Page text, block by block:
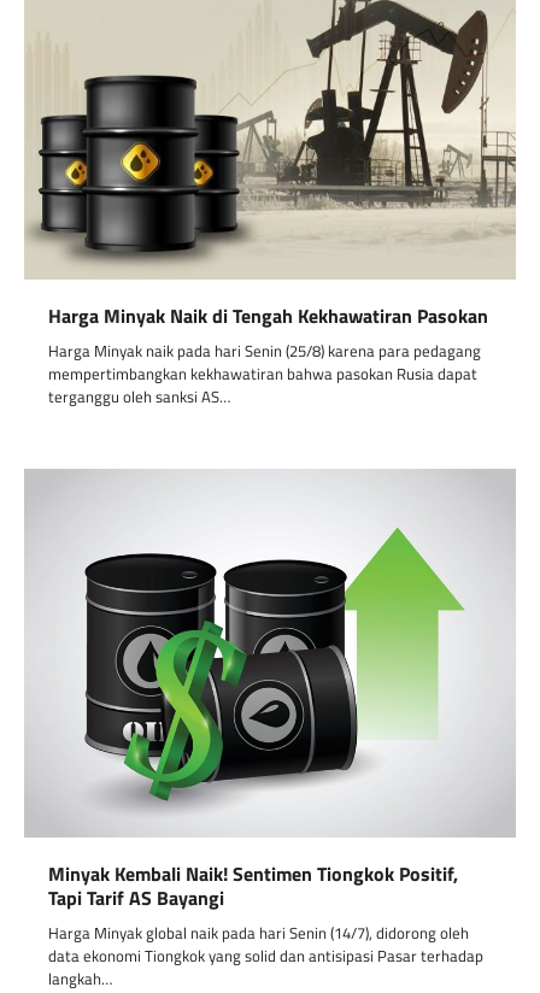
Harga Minyak Naik di Tengah Kekhawatiran Pasokan
Harga Minyak naik pada hari Senin (25/8) karena para pedagang
mempertimbangkan kekhawatiran bahwa pasokan Rusia dapat
terganggu oleh sanksi AS…
Minyak Kembali Naik! Sentimen Tiongkok Positif,
Tapi Tarif AS Bayangi
Harga Minyak global naik pada hari Senin (14/7), didorong oleh
data ekonomi Tiongkok yang solid dan antisipasi Pasar terhadap
langkah…